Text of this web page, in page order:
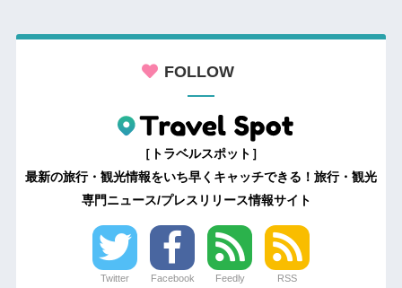
FOLLOW
［トラベルスポット］
最新の旅行・観光情報をいち早くキャッチできる！旅行・観光
専門ニュース/プレスリリース情報サイト
Twitter Facebook Feedly RSS